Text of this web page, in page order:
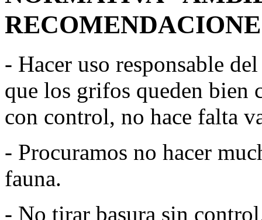
- Hacer uso responsable
que los grifos queden bien
con control, no hace falta
- Procuramos no hacer
fauna.
- No tirar basura sin